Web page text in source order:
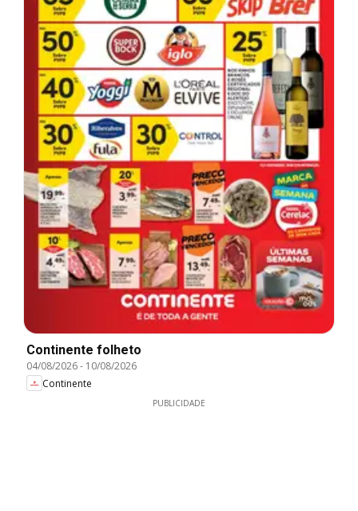
Continente folheto
04/08/2026- 10/08/2026
Continente
PUBLICIDADE